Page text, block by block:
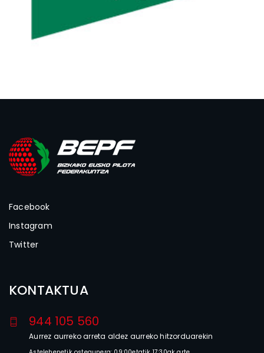
Facebook
Instagram
Twitter
KONTAKTUA
944 105 560
Aurrez aurreko arreta aldez aurreko hitzorduarekin